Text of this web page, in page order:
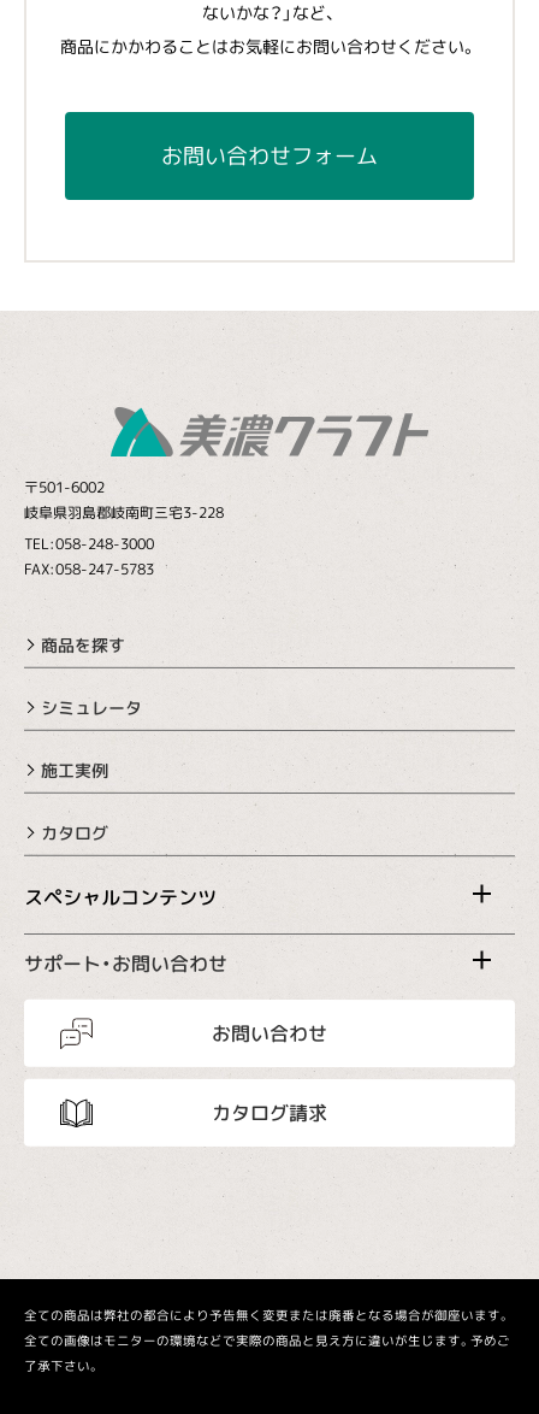
ないかな？」など、
商品にかかわることはお気軽にお問い合わせください。
お問い合わせフォーム
〒501-6002
岐阜県羽島郡岐南町三宅3-228
TEL:058-248-3000
FAX:058-247-5783
商品を探す
シミュレータ
施工実例
カタログ
スペシャルコンテンツ
サポート・お問い合わせ
お問い合わせ
カタログ請求
全ての商品は弊社の都合により予告無く変更または廃番となる場合が御座います。
全ての画像はモニターの環境などで実際の商品と見え方に違いが生じます。予めご
了承下さい。